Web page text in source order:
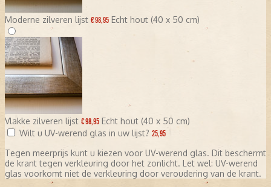
Moderne zilveren lijst € 98,95 Echt hout (40 x 50 cm)
Vlakke zilveren lijst € 98,95 Echt hout (40 x 50 cm)
Wilt u UV-werend glas in uw lijst? 25,95
Tegen meerprijs kunt u kiezen voor UV-werend glas. Dit beschermt
de krant tegen verkleuring door het zonlicht. Let wel: UV-werend
glas voorkomt niet de verkleuring door veroudering van de krant.